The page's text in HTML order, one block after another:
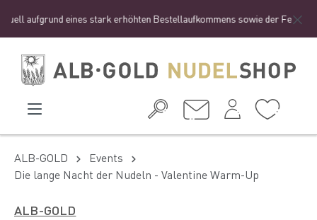
aufgrund eines stark erhöhten Bestellaufkommens sowie der Ferienzeit
ALB-GOLD
Events
Die lange Nacht der Nudeln - Valentine Warm-Up
ALB-GOLD